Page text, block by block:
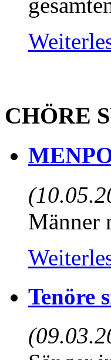
CHÖRE
Männer
Tenöre